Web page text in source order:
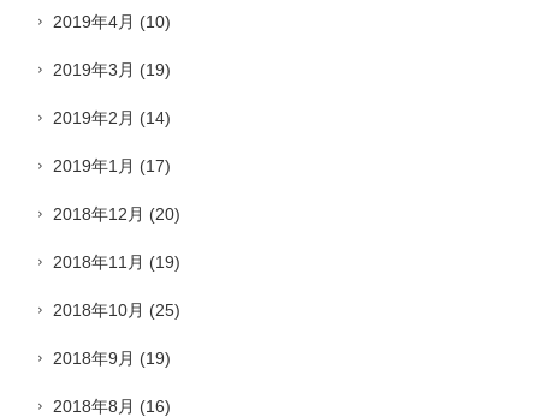
2019年4月 (10)
2019年3月 (19)
2019年2月 (14)
2019年1月 (17)
2018年12月 (20)
2018年11月 (19)
2018年10月 (25)
2018年9月 (19)
2018年8月 (16)